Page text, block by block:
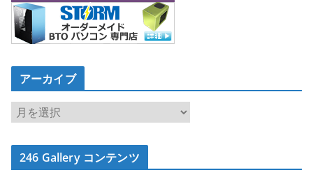
アーカイブ
ア
ー
カ
イ246 Gallery コンテンツ